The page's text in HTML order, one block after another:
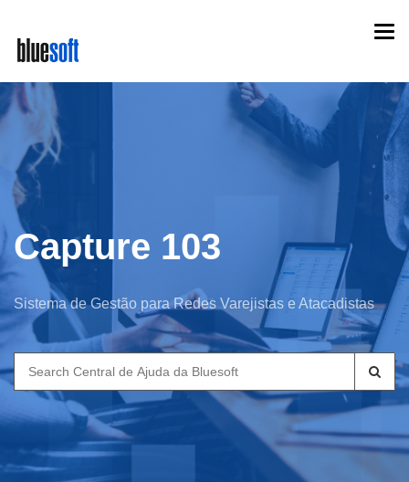
main
content
Capture 103
Sistema de Gestão para Redes Varejistas e Atacadistas
Search
for: